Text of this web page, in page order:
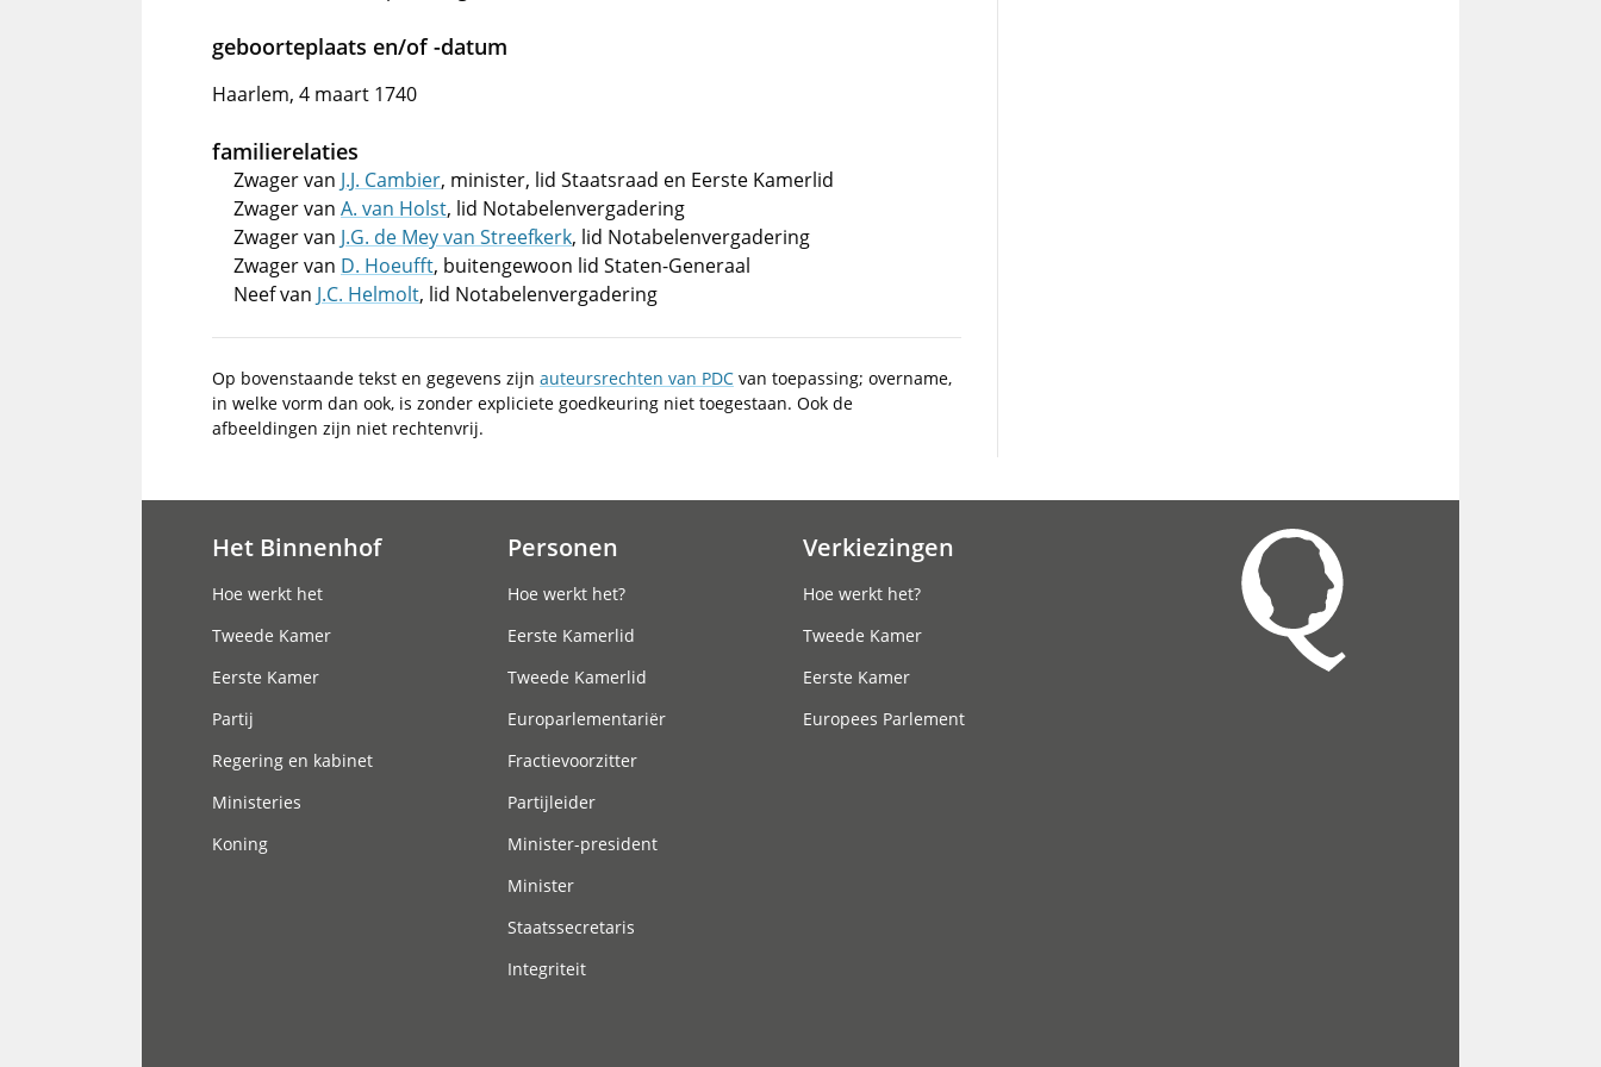
geboorteplaats en/of -datum
Haarlem, 4 maart 1740
familierelaties
Zwager van J.J. Cambier, minister, lid Staatsraad en Eerste Kamerlid
Zwager van A. van Holst, lid Notabelenvergadering
Zwager van J.G. de Mey van Streefkerk, lid Notabelenvergadering
Zwager van D. Hoeufft, buitengewoon lid Staten-Generaal
Neef van J.C. Helmolt, lid Notabelenvergadering
Op bovenstaande tekst en gegevens zijn auteursrechten van PDC van toepassing; overname,
in welke vorm dan ook, is zonder expliciete goedkeuring niet toegestaan. Ook de
afbeeldingen zijn niet rechtenvrij.
Het Binnenhof
Hoe werkt het
Tweede Kamer
Eerste Kamer
Partij
Regering en kabinet
Ministeries
Koning
Personen
Hoe werkt het?
Eerste Kamerlid
Tweede Kamerlid
Europarlementariër
Fractievoorzitter
Partijleider
Minister-president
Minister
Staatssecretaris
Integriteit
Verkiezingen
Hoe werkt het?
Tweede Kamer
Eerste Kamer
Europees Parlement